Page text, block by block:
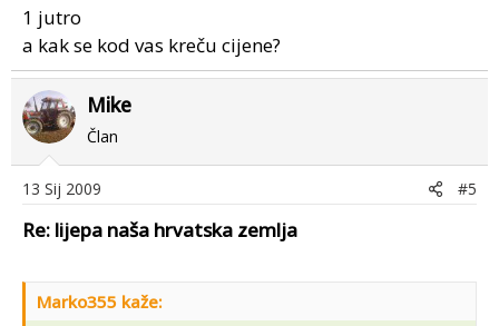
A kolika je ta parcela?
1 jutro
a kak se kod vas kreču cijene?
Mike
Član
13 Sij 2009 #5
Re: lijepa naša hrvatska zemlja
Marko355 kaže: